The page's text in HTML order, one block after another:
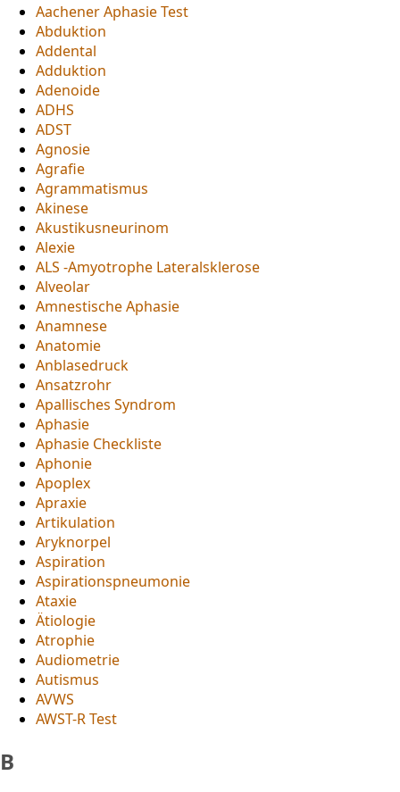
Aachener Aphasie Test
Abduktion
Addental
Adduktion
Adenoide
ADHS
ADST
Agnosie
Agrafie
Agrammatismus
Akinese
Akustikusneurinom
Alexie
ALS -Amyotrophe Lateralsklerose
Alveolar
Amnestische Aphasie
Anamnese
Anatomie
Anblasedruck
Ansatzrohr
Apallisches Syndrom
Aphasie
Aphasie Checkliste
Aphonie
Apoplex
Apraxie
Artikulation
Aryknorpel
Aspiration
Aspirationspneumonie
Ataxie
Ätiologie
Atrophie
Audiometrie
Autismus
AVWS
AWST-R Test
B